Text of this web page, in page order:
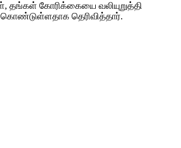
தங்கள் கோரிக்கையை வலியுறுத்தி
கொண்டுள்ளதாக தெரிவித்தார்.